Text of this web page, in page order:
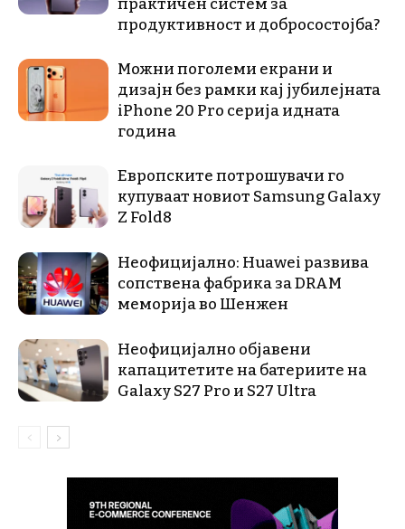
практичен систем за
продуктивност и добросостојба?
Можни поголеми екрани и
дизајн без рамки кај јубилејната
iPhone 20 Pro серија идната
година
Европските потрошувачи го
купуваат новиот Samsung Galaxy
Z Fold8
Неофицијално: Huawei развива
сопствена фабрика за DRAM
меморија во Шенжен
Неофицијално објавени
капацитетите на батериите на
Galaxy S27 Pro и S27 Ultra